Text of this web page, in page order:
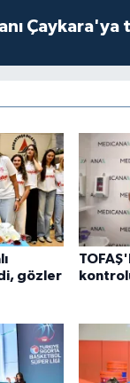
Çaykara'ya
gözler